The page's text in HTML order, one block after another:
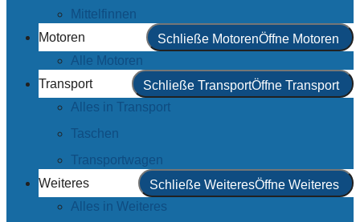
Mittelfinnen
Motoren
Schließe MotorenÖffne Motoren
Alle Motoren
Transport
Schließe TransportÖffne Transport
Alles in Transport
Taschen
Transportwagen
Weiteres
Schließe WeiteresÖffne Weiteres
Alles in Weiteres